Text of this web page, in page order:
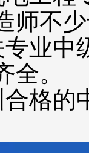
师不
业中
。
格的